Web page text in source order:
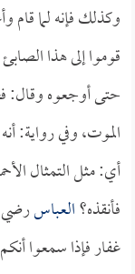
وكذلك فإنه لما
قوموا إلى هذا
حتى أوجعوه
الموت، وفي رواية:
أي: مثل التمثال
فأنقذه؟العباسرضي
غفار فإذا سمعوا